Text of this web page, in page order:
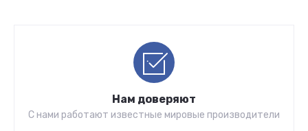
Нам доверяют
С нами работают известные мировые производители